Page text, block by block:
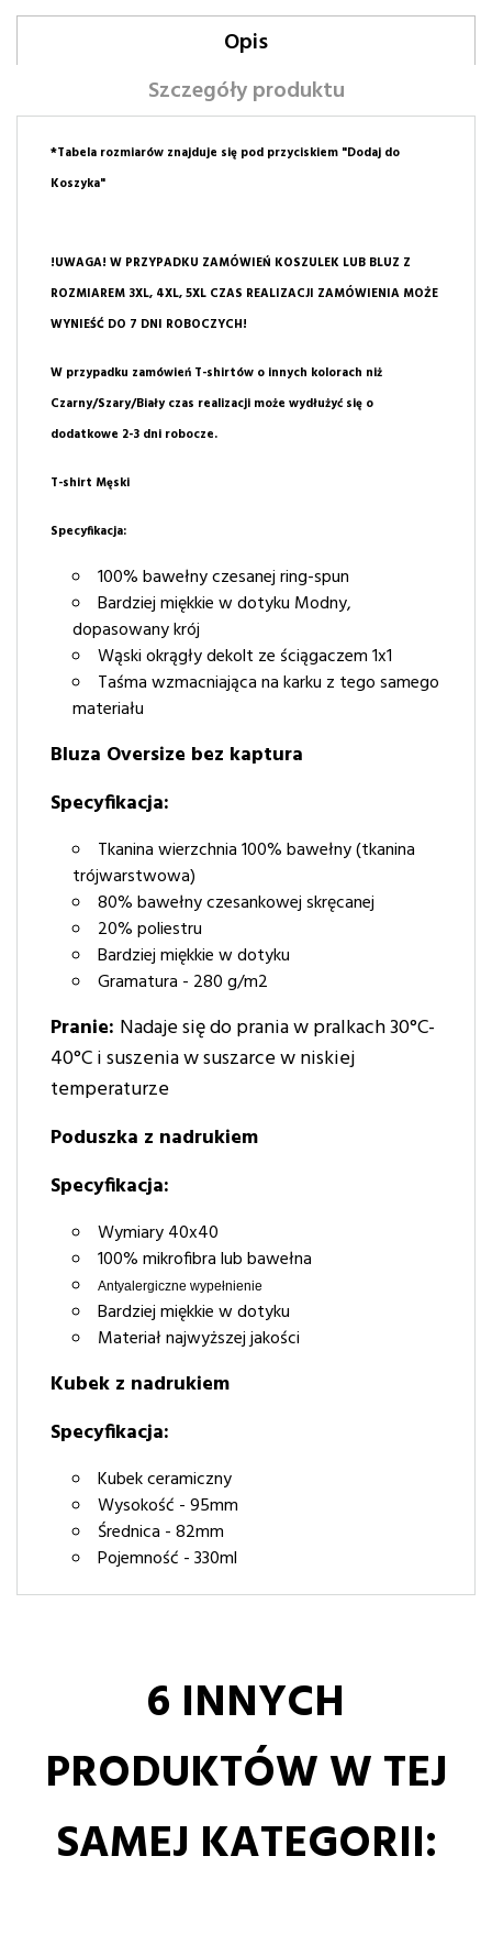
Opis
Szczegóły produktu
*Tabela rozmiarów znajduje się pod przyciskiem "Dodaj do
Koszyka"
!UWAGA! W PRZYPADKU ZAMÓWIEŃ KOSZULEK LUB BLUZ Z
ROZMIAREM 3XL, 4XL, 5XL CZAS REALIZACJI ZAMÓWIENIA MOŻE
WYNIEŚĆ DO 7 DNI ROBOCZYCH!
W przypadku zamówień T-shirtów o innych kolorach niż
Czarny/Szary/Biały czas realizacji może wydłużyć się o
dodatkowe 2-3 dni robocze.
T-shirt Męski
Specyfikacja:
100% bawełny czesanej ring-spun
Bardziej miękkie w dotyku Modny,
dopasowany krój
Wąski okrągły dekolt ze ściągaczem 1x1
Taśma wzmacniająca na karku z tego samego
materiału
Bluza Oversize bez kaptura
Specyfikacja:
Tkanina wierzchnia 100% bawełny (tkanina
trójwarstwowa)
80% bawełny czesankowej skręcanej
20% poliestru
Bardziej miękkie w dotyku
Gramatura - 280 g/m2
Pranie: Nadaje się do prania w pralkach 30°C-
40°C i suszenia w suszarce w niskiej
temperaturze
Poduszka z nadrukiem
Specyfikacja:
Wymiary 40x40
100% mikrofibra lub bawełna
Antyalergiczne wypełnienie
Bardziej miękkie w dotyku
Materiał najwyższej jakości
Kubek z nadrukiem
Specyfikacja:
Kubek ceramiczny
Wysokość - 95mm
Średnica - 82mm
Pojemność - 330ml
6 INNYCH
PRODUKTÓW W TEJ
SAMEJ KATEGORII: